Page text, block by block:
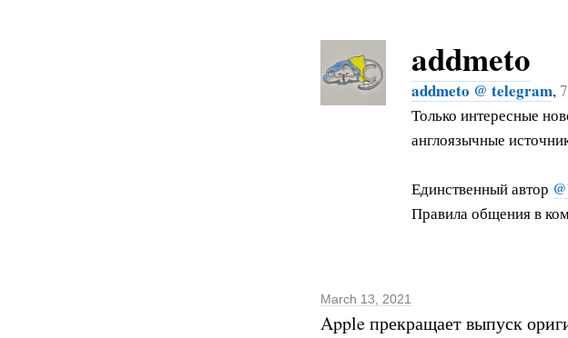
addmeto
addmeto @ telegram,
Только интересные
англоязычные
Единственный автор
Правила общения в
March 13, 2021
Apple прекращает выпуск